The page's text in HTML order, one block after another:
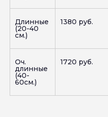
Длинные
(20-40
см.)
1380 руб.
Оч.
длинные
(40-
60см.)
1720 руб.